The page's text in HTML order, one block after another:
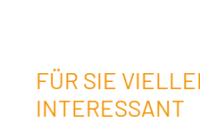
FÜR SIE
INTERESSANT